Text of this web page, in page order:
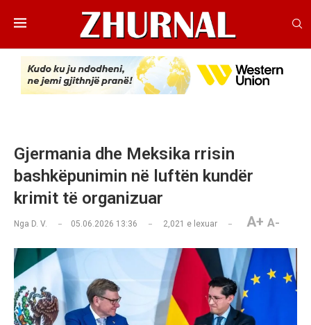
Gjermania dhe Meksika rrisin
bashkëpunimin në luftën kundër
krimit të organizuar
Nga D. V. 05.06.2026 13:36 2,021 e lexuar A+ A-